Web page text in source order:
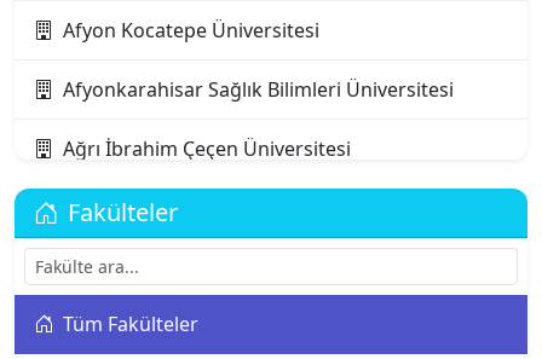
Afyon Kocatepe Üniversitesi
Afyonkarahisar Sağlık Bilimleri Üniversitesi
Ağrı İbrahim Çeçen Üniversitesi
Akdeniz Karpaz Üniversitesi
Akdeniz Üniversitesi
Aksaray Üniversitesi
Fakülteler
Tüm Fakülteler